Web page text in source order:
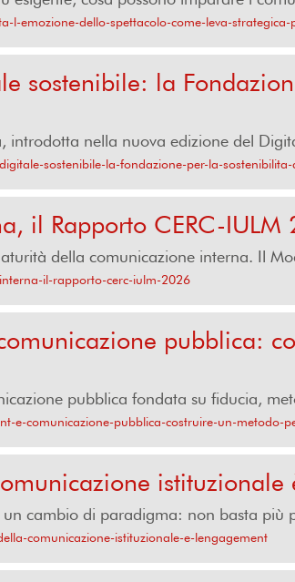
emozione-dello-spettacolo-come-leva-
sostenibile: la
introdotta nella nuova edizione del
sostenibile-la-fondazione-per-la-
il Rapporto CERC-IULM
della comunicazione interna. Il
il-rapporto-cerc-iulm-2026
pubblica:
pubblica fondata su fiducia,
e-comunicazione-pubblica-costruire-un-metodo-
istituzionale
cambio di paradigma: non basta più
comunicazione-istituzionale-e-lengagement